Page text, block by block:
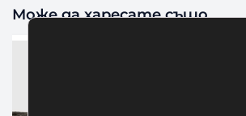
Може да харесате също